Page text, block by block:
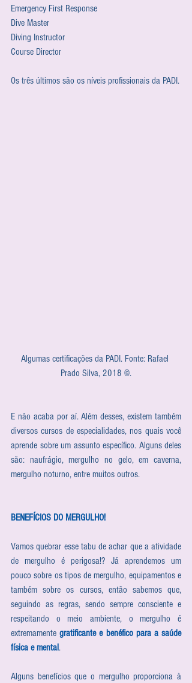
Emergency First Response
Dive Master
Diving Instructor
Course Director
Os três últimos são os níveis profissionais da PADI.
Algumas certificações da PADI. Fonte: Rafael
Prado Silva, 2018 ©.
E não acaba por aí. Além desses, existem também
diversos cursos de especialidades, nos quais você
aprende sobre um assunto específico. Alguns deles
são: naufrágio, mergulho no gelo, em caverna,
mergulho noturno, entre muitos outros.
BENEFÍCIOS DO MERGULHO!
Vamos quebrar esse tabu de achar que a atividade
de mergulho é perigosa!? Já aprendemos um
pouco sobre os tipos de mergulho, equipamentos e
também sobre os cursos, então sabemos que,
seguindo as regras, sendo sempre consciente e
respeitando o meio ambiente, o mergulho é
extremamente gratificante e benéfico para a saúde
física e mental.
Alguns benefícios que o mergulho proporciona à